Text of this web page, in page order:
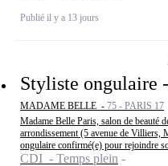
Publié il y a 13 jours
Styliste ongulaire
MADAME BELLE - 75 - PARIS 17
Madame Belle Paris, salon de beauté
arrondissement (5 avenue de Villiers,
ongulaire confirmé(e) pour rejoindre
CDI - Temps plein